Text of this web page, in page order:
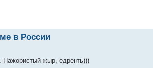
в России
Нажористый жыр, едренть)))